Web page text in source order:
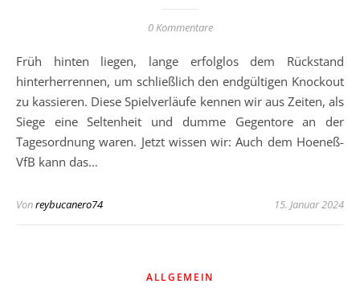
0 Kommentare
Früh hinten liegen, lange erfolglos dem Rückstand
hinterherrennen, um schließlich den endgültigen Knockout
zu kassieren. Diese Spielverläufe kennen wir aus Zeiten, als
Siege eine Seltenheit und dumme Gegentore an der
Tagesordnung waren. Jetzt wissen wir: Auch dem Hoeneß-
VfB kann das…
Vonreybucanero74 15. Januar 2024
ALLGEMEIN